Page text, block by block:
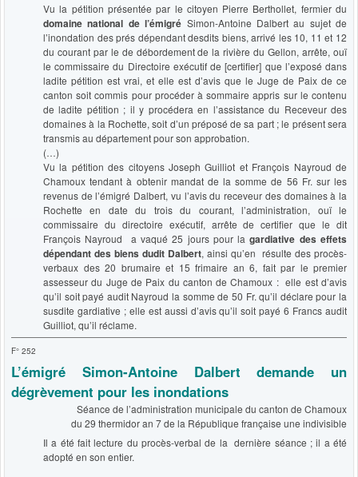
Vu la pétition présentée par le citoyen Pierre Berthollet, fermier du
domaine national de l’émigré Simon-Antoine Dalbert au sujet de
l’inondation des prés dépendant desdits biens, arrivé les 10, 11 et 12
du courant par le de débordement de la rivière du Gellon, arrête, ouï
le commissaire du Directoire exécutif de [certifier] que l’exposé dans
ladite pétition est vrai, et elle est d’avis que le Juge de Paix de ce
canton soit commis pour procéder à sommaire appris sur le contenu
de ladite pétition ; il y procédera en l’assistance du Receveur des
domaines à la Rochette, soit d’un préposé de sa part ; le présent sera
transmis au département pour son approbation.
(…)
Vu la pétition des citoyens Joseph Guilliot et François Nayroud de
Chamoux tendant à obtenir mandat de la somme de 56 Fr. sur les
revenus de l’émigré Dalbert, vu l’avis du receveur des domaines à la
Rochette en date du trois du courant, l’administration, ouï le
commissaire du directoire exécutif, arrête de certifier que le dit
François Nayroud a vaqué 25 jours pour lagardiative des effets
dépendant des biens dudit Dalbert, ainsi qu’en résulte des procès-
verbaux des 20 brumaire et 15 frimaire an 6, fait par le premier
assesseur du Juge de Paix du canton de Chamoux : elle est d’avis
qu’il soit payé audit Nayroud la somme de 50 Fr. qu’il déclare pour la
susdite gardiative ; elle est aussi d’avis qu’il soit payé 6 Francs audit
Guilliot, qu’il réclame.
F° 252
L’émigré Simon-Antoine Dalbert demande un
dégrèvement pour les inondations
Séance de l’administration municipale du canton de Chamoux
du 29 thermidor an 7 de la République française une indivisible
Il a été fait lecture du procès-verbal de la dernière séance ; il a été
adopté en son entier.